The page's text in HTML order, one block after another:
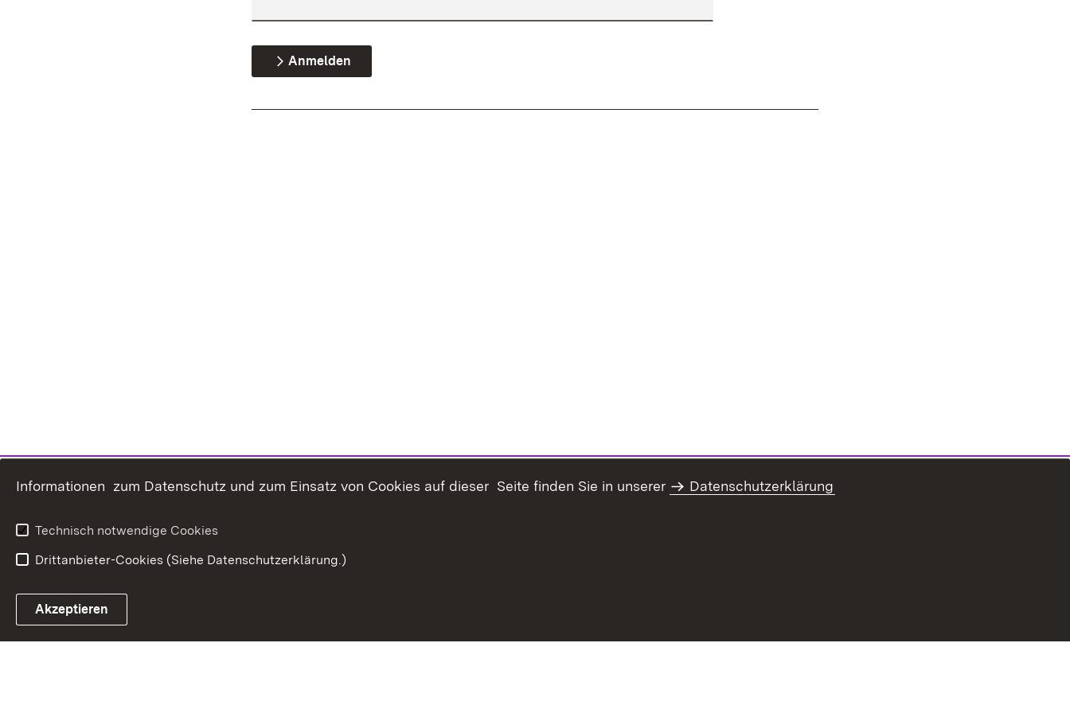
Anmelden
Informationen zum Datenschutz und zum Einsatz von Cookies auf dieser Seite finden Sie in unserer Datenschutzerklärung
Technisch notwendige Cookies
Drittanbieter-Cookies (Siehe Datenschutzerklärung.)
Akzeptieren